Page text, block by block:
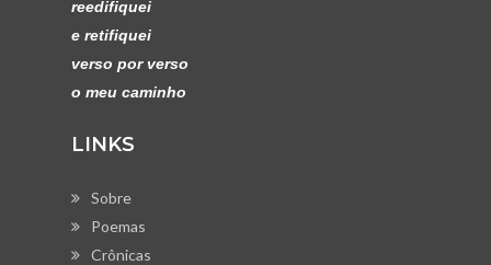
reedifiquei
e retifiquei
verso por verso
o meu caminho
LINKS
Sobre
Poemas
Crônicas